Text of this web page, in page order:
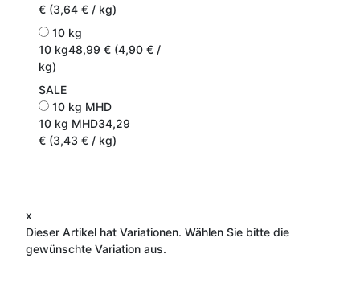
€ (3,64 € / kg)
10 kg
10 kg48,99 € (4,90 € /
kg)
SALE
10 kg MHD
10 kg MHD34,29
€ (3,43 € / kg)
x
Dieser Artikel hat Variationen. Wählen Sie bitte die
gewünschte Variation aus.